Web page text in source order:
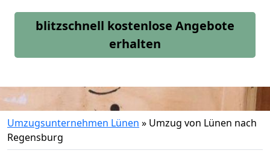
blitzschnell kostenlose Angebote
erhalten
Umzugsunternehmen Lünen » Umzug von Lünen nach
Regensburg